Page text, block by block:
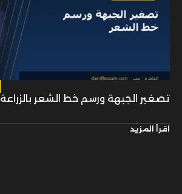
تصغير الجبهة ورسم خط الشعر بالزراعة
اقرأ المزيد